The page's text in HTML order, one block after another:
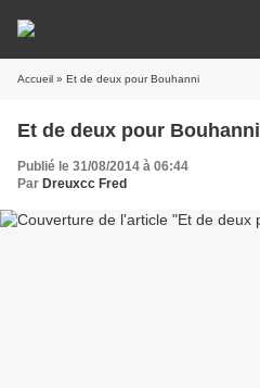
Accueil » Et de deux pour Bouhanni
Et de deux pour Bouhanni
Publié le 31/08/2014 à 06:44
Par Dreuxcc Fred